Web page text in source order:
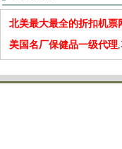
北美最大最全的折扣机票
美国名厂保健品一级代理,